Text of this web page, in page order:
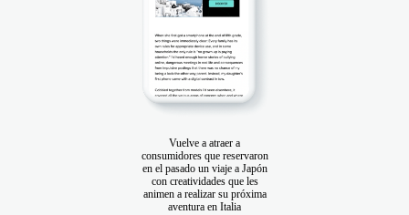
Vuelve a atraer a
consumidores que reservaron
en el pasado un viaje a Japón
con creatividades que les
animen a realizar su próxima
aventura en Italia